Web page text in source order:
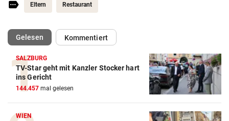
Eltern Restaurant
Gelesen(ausgewählt)Kommentiert
SALZBURG
TV-Star geht mit Kanzler Stocker hart
ins Gericht
144.457 mal gelesen
WIEN